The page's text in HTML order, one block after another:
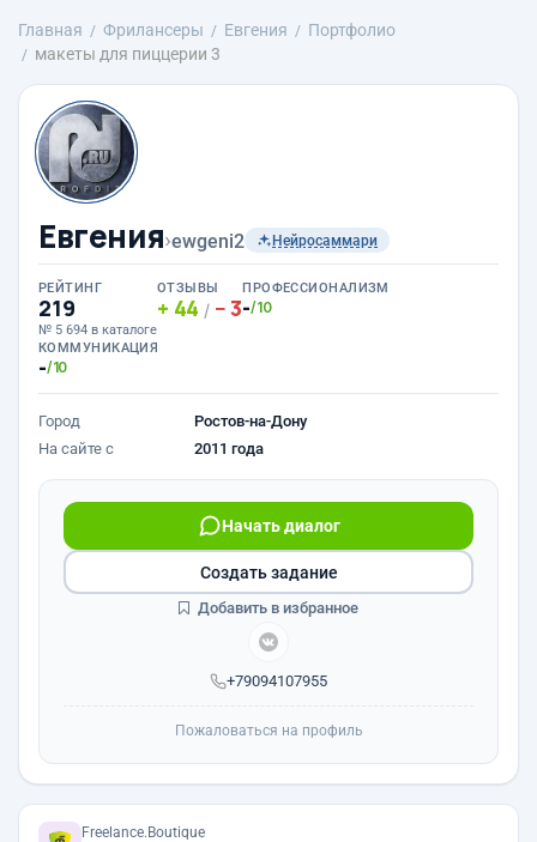
Главная Фрилансеры Евгения
Портфолио
макеты для пиццерии 3
Евгения›ewgeni2 Нейросаммари
РЕЙТИНГ
219
№ 5 694 в каталоге
ОТЗЫВЫ
44 / 3
ПРОФЕССИОНАЛИЗМ
-/10
КОММУНИКАЦИЯ
-/10
Город
Ростов-на-Дону
На сайте с
2011 года
+79094107955
Начать диалог
Создать задание
Добавить в избранное
Пожаловаться на профиль
Freelance.Boutique